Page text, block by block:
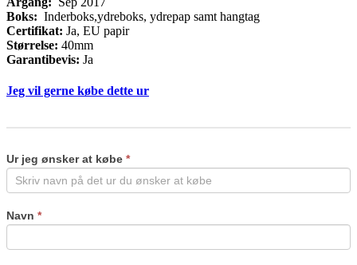
Boks: Inderboks,ydreboks, ydrepap samt hangtag
Certifikat: Ja, EU papir
Størrelse: 40mm
Garantibevis: Ja
Jeg vil gerne købe dette ur
Ur jeg ønsker at købe *
Navn *
human,
leave
this
blank.